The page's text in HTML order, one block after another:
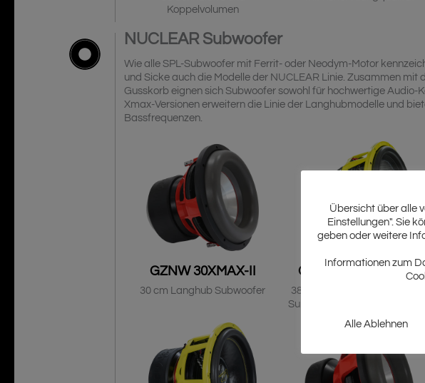
Koppelvolumen
NUCLEAR Subwoofer
Wie alle SPL-Subwoofer mit Ferrit- oder Neodym-Motor
und Sicke auch die Modelle der NUCLEAR Linie. Zusammen
Gusskorb eignen sich Subwoofer sowohl für hochwertige Audio-
Xmax-Versionen erweitern die Linie der Langhubmodelle und
Bassfrequenzen.
GZNW 30XMAX-II
30 cm Langhub Subwoofer
GZNW 38NEO-XSPL
38 cm High-Performance SPL
Subwoofer mit
Übersicht über alle
Einstellungen". Sie
geben oder weitere
Informationen zum
Alle Ablehnen